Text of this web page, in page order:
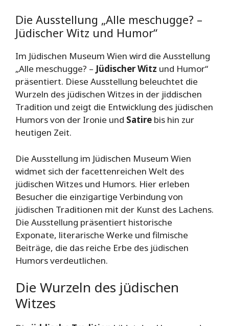
Die Ausstellung „Alle meschugge? –
Jüdischer Witz und Humor“
Im Jüdischen Museum Wien wird die Ausstellung
„Alle meschugge? – Jüdischer Witz und Humor“
präsentiert. Diese Ausstellung beleuchtet die
Wurzeln des jüdischen Witzes in der jiddischen
Tradition und zeigt die Entwicklung des jüdischen
Humors von der Ironie und Satire bis hin zur
heutigen Zeit.
Die Ausstellung im Jüdischen Museum Wien
widmet sich der facettenreichen Welt des
jüdischen Witzes und Humors. Hier erleben
Besucher die einzigartige Verbindung von
jüdischen Traditionen mit der Kunst des Lachens.
Die Ausstellung präsentiert historische
Exponate, literarische Werke und filmische
Beiträge, die das reiche Erbe des jüdischen
Humors verdeutlichen.
Die Wurzeln des jüdischen
Witzes